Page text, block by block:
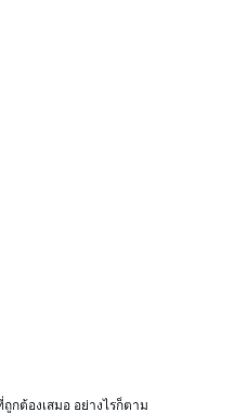
กต้องเสมอ อย่างไรก็ตาม